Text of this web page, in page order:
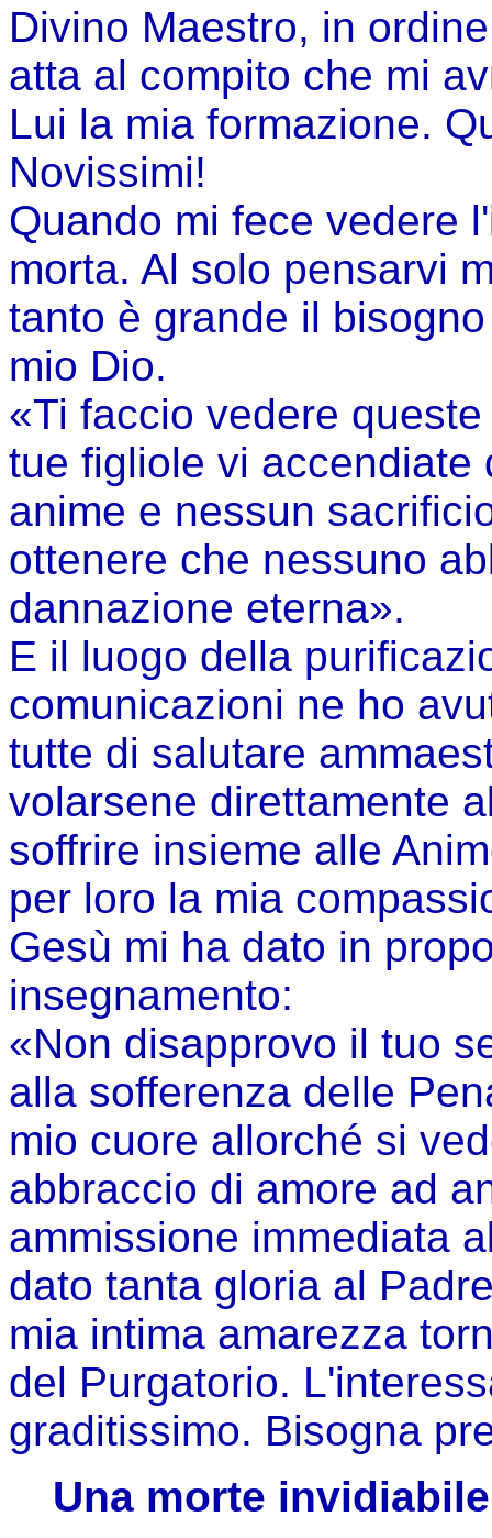
Divino Maestro, in
atta al compito che mi
Lui la mia formazione.
Novissimi!
Quando mi fece vedere
morta. Al solo pensarvi
tanto è grande il
mio Dio.
«Ti faccio vedere
tue figliole vi
anime e nessun
ottenere che nessuno
dannazione eterna».
E il luogo della
comunicazioni ne ho
tutte di salutare
volarsene direttamente
soffrire insieme alle
per loro la mia
Gesù mi ha dato in
insegnamento:
«Non disapprovo il tuo
alla sofferenza delle
mio cuore allorché si
abbraccio di amore ad
ammissione immediata
dato tanta gloria al
mia intima amarezza
del Purgatorio.
graditissimo. Bisogna
Una morte invidiabile